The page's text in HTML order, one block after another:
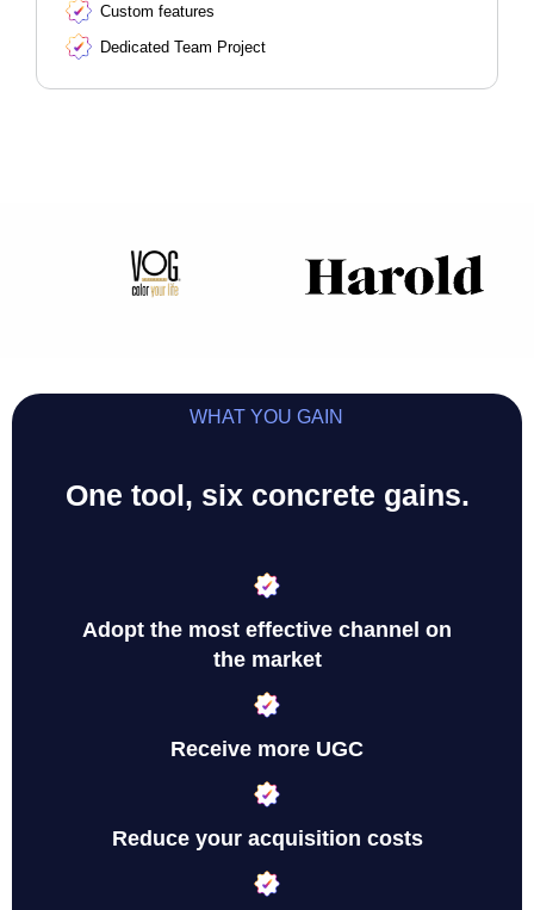
Custom features
Dedicated Team Project
WHAT YOU GAIN
One tool, six concrete gains.
Adopt the most effective channel on
the market
Receive more UGC
Reduce your acquisition costs